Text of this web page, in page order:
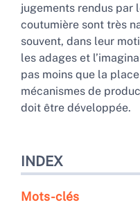
jugements rendus par
coutumière sont très
souvent, dans leur
les adages et
pas moins que la
mécanismes de
doit être développée.
INDEX
Mots-clés